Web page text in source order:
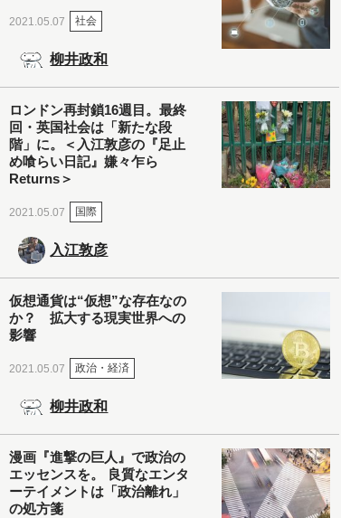
2021.05.07 社会
柳井政和
ロンドン再封鎖16週目。最終
回・英国社会は「新たな段
階」に。＜入江敦彦の『足止
め喰らい日記』嫌々乍ら
Returns＞
2021.05.07 国際
入江敦彦
仮想通貨は“仮想”な存在なの
か？ 拡大する現実世界への
影響
2021.05.07 政治・経済
柳井政和
漫画『進撃の巨人』で政治の
エッセンスを。 良質なエンタ
ーテイメントは「政治離れ」
の処方箋